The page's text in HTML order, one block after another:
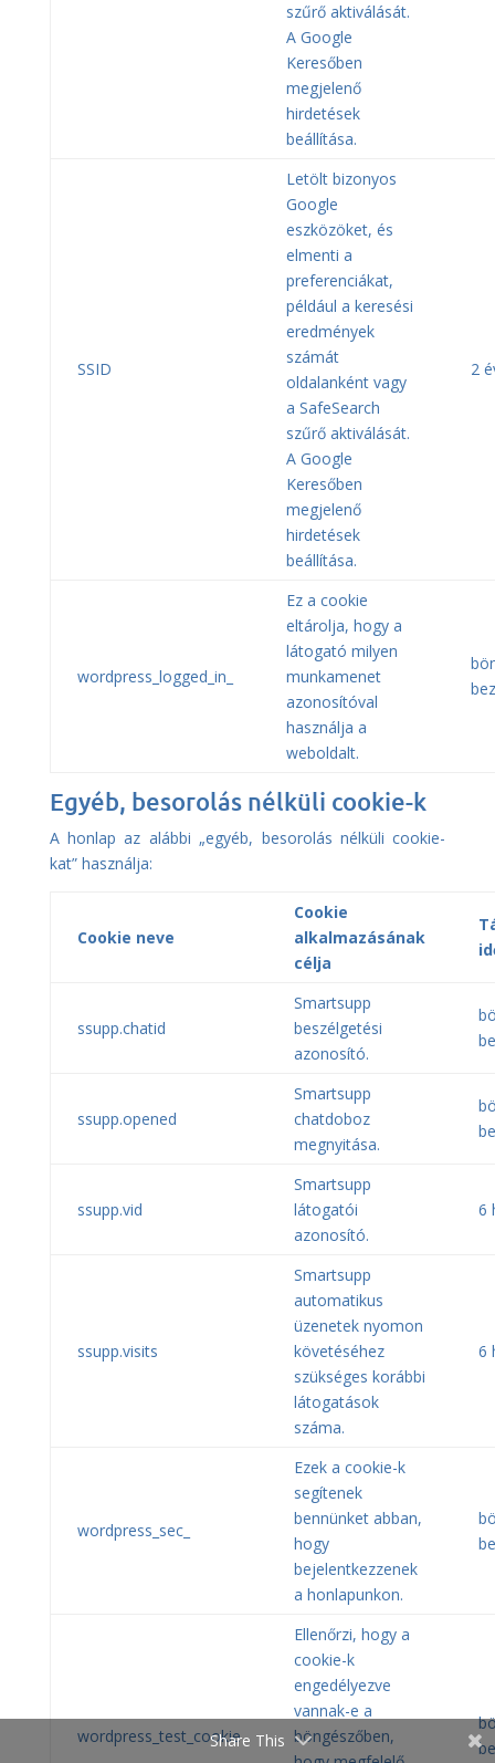
szűrő aktiválását.
A Google
Keresőben
megjelenő
hirdetések
beállítása.
SSID
Letölt bizonyos
Google
eszközöket, és
elmenti a
preferenciákat,
például a keresési
eredmények
számát
oldalanként vagy
a SafeSearch
szűrő aktiválását.
A Google
Keresőben
megjelenő
hirdetések
beállítása.
2
wordpress_logged_in_
Ez a cookie
eltárolja, hogy a
látogató milyen
munkamenet
azonosítóval
használja a
weboldalt.
Egyéb, besorolás nélküli cookie-k
A honlap az alábbi „egyéb, besorolás nélküli cookie-
kat” használja:
Cookie neve
Cookie
alkalmazásának
célja
ssupp.chatid
Smartsupp
beszélgetési
azonosító.
ssupp.opened
Smartsupp
chatdoboz
megnyitása.
ssupp.vid
Smartsupp
látogatói
azonosító.
6
ssupp.visits
Smartsupp
automatikus
üzenetek nyomon
követéséhez
szükséges korábbi
látogatások
száma.
6
wordpress_sec_
Ezek a cookie-k
segítenek
bennünket abban,
hogy
bejelentkezzenek
a honlapunkon.
wordpress_test_cookie
Ellenőrzi, hogy a
cookie-k
engedélyezve
vannak-e a
böngészőben,
Share This